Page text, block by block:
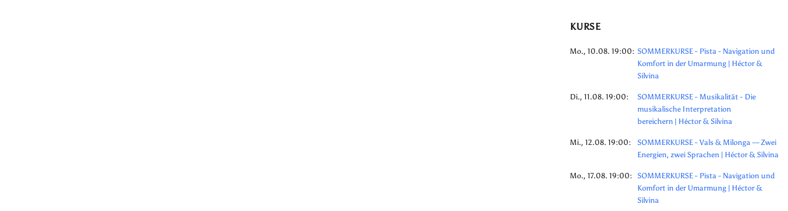
KURSE
Mo., 10.08. 19:00: SOMMERKURSE - Pista - Navigation und
Komfort in der Umarmung | Héctor &
Silvina
Di., 11.08. 19:00:
SOMMERKURSE - Musikalität - Die
musikalische Interpretation
bereichern | Héctor & Silvina
Mi., 12.08. 19:00:
SOMMERKURSE - Vals & Milonga — Zwei
Energien, zwei Sprachen | Héctor & Silvina
Mo., 17.08. 19:00: SOMMERKURSE - Pista - Navigation und
Komfort in der Umarmung | Héctor &
Silvina